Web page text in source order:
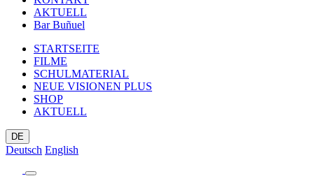
AKTUELL
Bar Buñuel
STARTSEITE
FILME
SCHULMATERIAL
NEUE VISIONEN PLUS
SHOP
AKTUELL
DE
Deutsch English